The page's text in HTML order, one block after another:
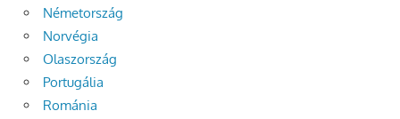
Németország
Norvégia
Olaszország
Portugália
Románia